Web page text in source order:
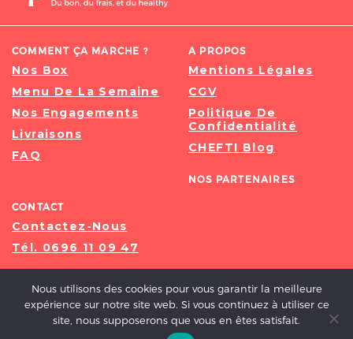
COMMENT ÇA MARCHE ?
Nos Box
Menu De La Semaine
Nos Engagements
Livraisons
FAQ
A PROPOS
Mentions Légales
CGV
Politique De
Confidentialité
CHEFTI Blog
NOS PARTENAIRES
CONTACT
Contactez-Nous
Tél. 0696 11 09 47
Nous utilisons des cookies pour vous garantir la meilleure
expérience sur notre site web. Si vous continuez à utiliser ce
site, nous supposerons que vous en êtes satisfait.